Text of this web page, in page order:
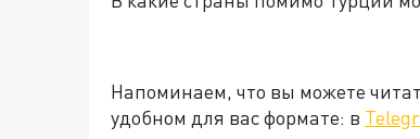
Напоминаем, что вы можете
удобном для вас формате: в